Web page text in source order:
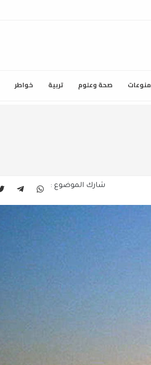
منوعات صحة وعلوم تربية خواطر
شارك الموضوع :